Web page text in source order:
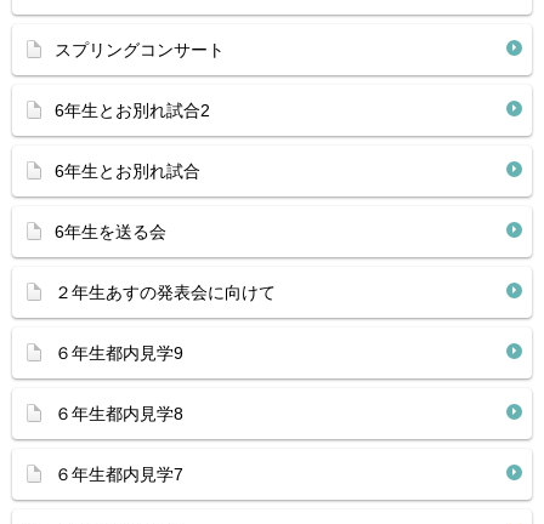
スプリングコンサート
6年生とお別れ試合2
6年生とお別れ試合
6年生を送る会
２年生あすの発表会に向けて
６年生都内見学9
６年生都内見学8
６年生都内見学7